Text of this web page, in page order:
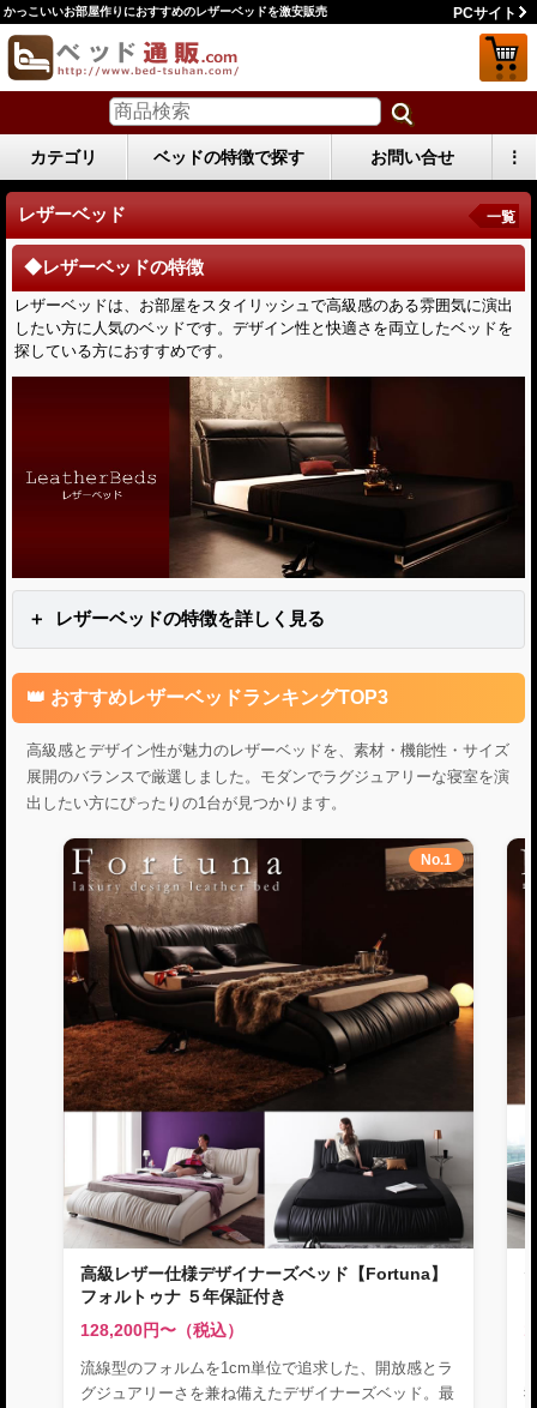
かっこいいお部屋作りにおすすめのレザーベッドを激安販売 PCサイト
カテゴリ ベッドの特徴で探す お問い合せ ⋮
レザーベッド
◆レザーベッドの特徴
レザーベッドは、お部屋をスタイリッシュで高級感のある雰囲気に演出
したい方に人気のベッドです。デザイン性と快適さを両立したベッドを
探している方におすすめです。
レザーベッドの特徴を詳しく見る
おすすめレザーベッドランキングTOP3
高級感とデザイン性が魅力のレザーベッドを、素材・機能性・サイズ
展開のバランスで厳選しました。モダンでラグジュアリーな寝室を演
出したい方にぴったりの1台が見つかります。
No.1
高級レザー仕様デザイナーズベッド【Fortuna】
フォルトゥナ ５年保証付き
128,200円〜（税込）
流線型のフォルムを1cm単位で追求した、開放感とラ
グジュアリーさを兼ね備えたデザイナーズベッド。最
一覧